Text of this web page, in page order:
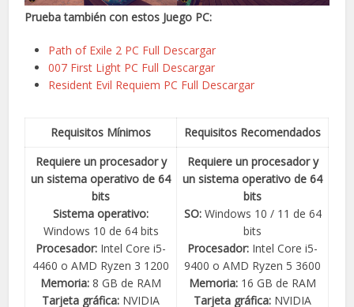
Prueba también con estos Juego PC:
Path of Exile 2 PC Full Descargar
007 First Light PC Full Descargar
Resident Evil Requiem PC Full Descargar
Requisitos Mínimos
Requisitos Recomendados
Requiere un procesador y
un sistema operativo de 64
bits
Sistema operativo:
Windows 10 de 64 bits
Procesador: Intel Core i5-
4460 o AMD Ryzen 3 1200
Memoria: 8 GB de RAM
Tarjeta gráfica: NVIDIA
Requiere un procesador y
un sistema operativo de 64
bits
SO:Windows 10 / 11 de 64
bits
Procesador: Intel Core i5-
9400 o AMD Ryzen 5 3600
Memoria: 16 GB de RAM
Tarjeta gráfica: NVIDIA